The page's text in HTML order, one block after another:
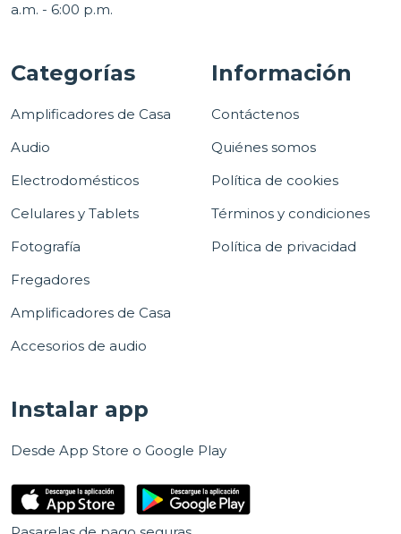
a.m. - 6:00 p.m.
Categorías
Amplificadores de Casa
Audio
Electrodomésticos
Celulares y Tablets
Fotografía
Fregadores
Amplificadores de Casa
Accesorios de audio
Información
Contáctenos
Quiénes somos
Política de cookies
Términos y condiciones
Política de privacidad
Instalar app
Desde App Store o Google Play